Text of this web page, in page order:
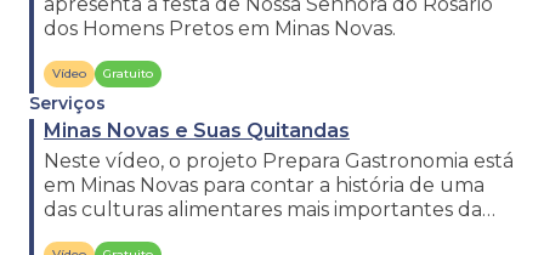
dos Homens Pretos em Minas Novas.
Vídeo Gratuito
Serviços
Minas Novas e Suas Quitandas
Neste vídeo, o projeto Prepara Gastronomia está
em Minas Novas para contar a história de uma
das culturas alimentares mais importantes da